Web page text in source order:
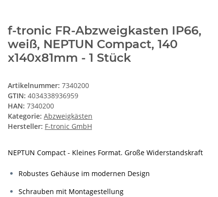
f-tronic FR-Abzweigkasten IP66,
weiß, NEPTUN Compact, 140
x140x81mm - 1 Stück
Artikelnummer: 7340200
GTIN: 4034338936959
HAN: 7340200
Kategorie: Abzweigkästen
Hersteller: F-tronic GmbH
NEPTUN Compact - Kleines Format. Große Widerstandskraft
Robustes Gehäuse im modernen Design
Schrauben mit Montagestellung